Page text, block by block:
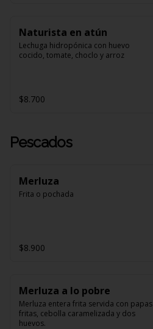
Naturista en atún
Lechuga hidropónica con huevo
cocido, tomate, choclo y arroz
$8.700
Pescados
Merluza
Frita o pochada
$8.900
Merluza a lo pobre
Merluza entera frita servida con papas
fritas, cebolla caramelizada y dos
huevos.